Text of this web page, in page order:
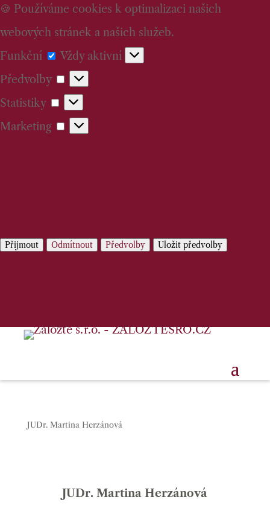
🍪 Používáme cookies k optimalizaci našich
webových stránek a našich služeb.
Funkční
Funkční
Vždy aktivní
Předvolby
Předvolby
Statistiky
Statistiky
Marketing
Marketing
Přijmout Odmítnout Předvolby Uložit předvolby
JUDr. Martina Herzánová
JUDr. Martina Herzánová